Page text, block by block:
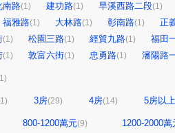
南路(1) 建功路(1) 旱溪西路二段(1)
福雅路(1) 大林路(1) 彰南路(1)
正
(1) 松園三路(1) 經貿九路(1)
福田
(1) 敦富六街(1) 忠勇路(1) 瀋陽路
3房(29) 4房(14) 5房以上
800-1200萬元(9) 1200-2000萬